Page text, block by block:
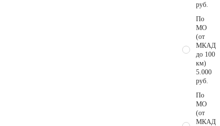
руб.
По
МО
(от
МКАД
до 100
км)
5.000
руб.
По
МО
(от
МКАД